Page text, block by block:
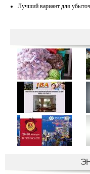
Лучший вариант для